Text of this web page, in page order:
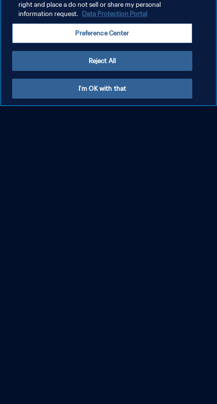
شاهد المزيد
ملخصات كأس العالم للسيدات FIFA كندا
عرض الكل
right and place a do not sell or share my personal
information request. Data Protection Portal
Preference Center
Reject All
I'm OK with that